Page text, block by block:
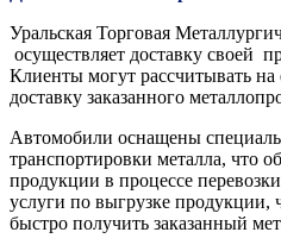
Уральская Торговая
осуществляет доставку своей
Клиенты могут рассчитывать
доставку заказанного
Автомобили оснащены
транспортировки металла, что
продукции в процессе
услуги по выгрузке продукции,
быстро получить заказанный